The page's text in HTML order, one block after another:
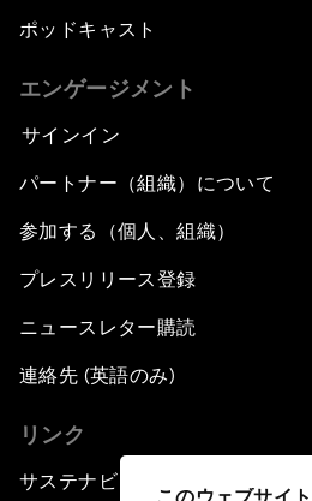
このウェブサイ
ポッドキャスト
エンゲージメント
サインイン
パートナー（組織）について
参加する（個人、組織）
プレスリリース登録
ニュースレター購読
連絡先 (英語のみ)
リンク
サステナビリティへの取り組み